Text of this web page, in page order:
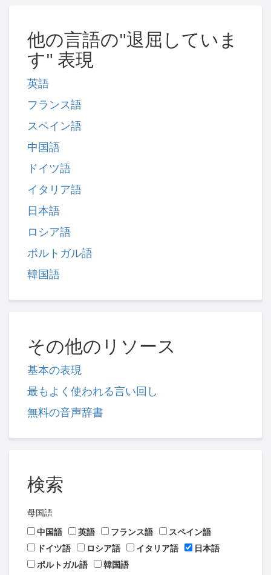
他の言語の"退屈していま
す" 表現
英語
フランス語
スペイン語
中国語
ドイツ語
イタリア語
日本語
ロシア語
ポルトガル語
韓国語
その他のリソース
基本の表現
最もよく使われる言い回し
無料の音声辞書
検索
母国語
中国語
英語 フランス語
スペイン語
ドイツ語
ロシア語 イタリア語
日本語
ポルトガル語
韓国語